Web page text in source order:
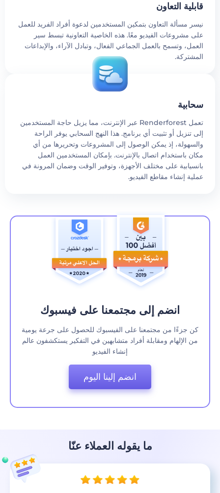
التعاون
مسألة التعاون بتمكين المستخدمين لدعوة أفراد الفريد للعمل
مشروعات الفيديو معًا. هذه الخاصية التعاونية تبسط سير
وتسمح بالعمل الجماعي الفعال، وتبادل الآراء، والإبداعات
تعمل Renderforest عبر الإنترنت، مما يزيل حاجة المستخدمين
تنزيل أو تثبيت أي برنامج. هذا النهج السحابي يوفر الراحة
إذ يمكن الوصول إلى المشروعات وتحريرها من أي
باستخدام اتصال بالإنترنت. بإمكان المستخدمين العمل
على مختلف الأجهزة، وتوفير الوقت وضمان المرونة في
إنشاء مقاطع الفيديو.
انضم إلى مجتمعنا على فيسبوك
‫كن جزءًا من مجتمعنا على الفيسبوك للحصول على جرعة يومية
من الإلهام ومقابلة أفراد متشابهين في التفكير يستكشفون عالم
إنشاء الفيديو‬
‫انضم إلينا اليوم‬
ما يقوله العملاء عنّا